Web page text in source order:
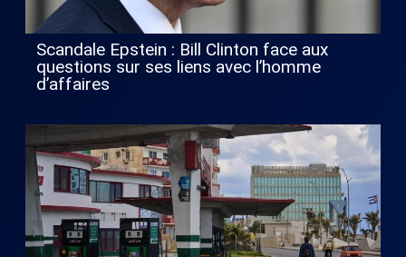
Scandale Epstein : Bill Clinton face aux
questions sur ses liens avec l’homme
d’affaires